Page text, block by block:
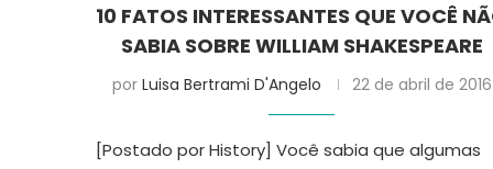
10 FATOS INTERESSANTES QUE VOCÊ
SABIA SOBRE WILLIAM SHAKESPEARE
por Luisa Bertrami D'Angelo 22 de abril de 2016
[Postado por History] Você sabia que algumas